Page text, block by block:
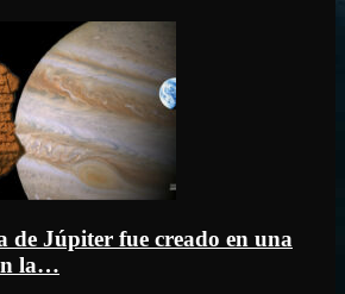
de Júpiter fue creado en una
la…